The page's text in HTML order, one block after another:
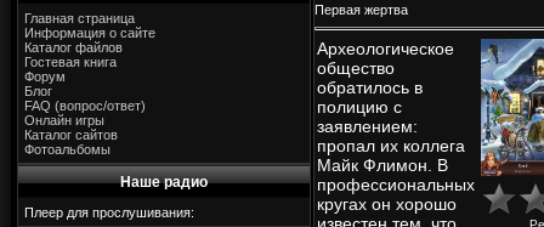
Главная страница
Информация о сайте
Каталог файлов
Гостевая книга
Форум
Блог
FAQ (вопрос/ответ)
Онлайн игры
Каталог сайтов
Фотоальбомы
Наше радио
Плеер для прослушивания:
Первая жертва
Археологическое
общество
обратилось в
полицию с
заявлением:
пропал их коллега
Майк Флимон. В
профессиональных
кругах он хорошо